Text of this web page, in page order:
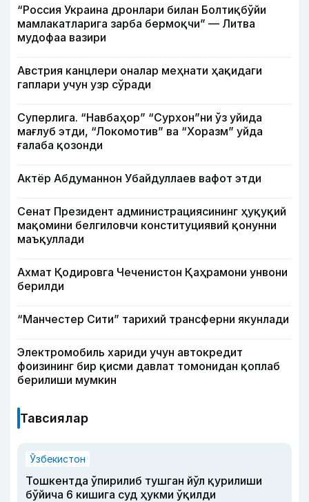
“Россия Украина дронлари билан Болтиқбўйи
мамлакатларига зарба бермоқчи” — Литва
мудофаа вазири
Австрия канцлери оналар меҳнати ҳақидаги
гаплари учун узр сўради
Суперлига. “Навбаҳор” “Сурхон”ни ўз уйида
мағлуб этди, “Локомотив” ва “Хоразм” уйда
ғалаба қозонди
Актёр Абду­маннон Убайдуллаев вафот этди
Сенат Президент администрациясининг ҳуқуқий
мақомини белгиловчи конституциявий қонунни
маъқуллади
Ахмат Қодировга Чеченистон Қаҳрамони унвони
берилди
“Манчестер Сити” тарихий трансферни якунлади
Электромобиль хариди учун автокредит
фоизининг бир қисми давлат томонидан қоплаб
берилиши мумкин
Тавсиялар
Ўзбекистон
Тошкентда ўпирилиб тушган йўл қурилиши
бўйича 6 кишига суд ҳукми ўқилди